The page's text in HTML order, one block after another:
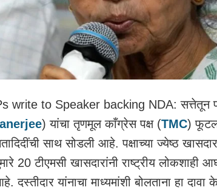
write to Speaker backing NDA: सत्तेतून
) यांचा तृणमूल काँग्रेस पक्ष (TMC)
साथ सोडली आहे. पक्षाच्या ज्येष्ठ
20 टीएमसी खासदारांनी राष्ट्रीय लोकशाही
दस्तीदार यांनाचा माध्यमांशी बोलताना हा